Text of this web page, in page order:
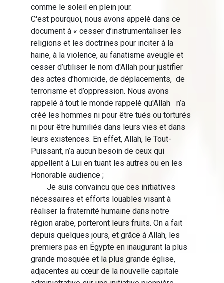
comme le soleil en plein jour.
C'est pourquoi, nous avons appelé dans ce
document à « cesser d’instrumentaliser les
religions et les doctrines pour inciter à la
haine, à la violence, au fanatisme aveugle et
cesser d’utiliser le nom d'Allah pour justifier
des actes d’homicide, de déplacements, de
terrorisme et d’oppression. Nous avons
rappelé à tout le monde rappelé qu'Allah n’a
créé les hommes ni pour être tués ou torturés
ni pour être humiliés dans leurs vies et dans
leurs existences. En effet, Allah, le Tout-
Puissant, n’a aucun besoin de ceux qui
appellent à Lui en tuant les autres ou en les
Honorable audience ;
Je suis convaincu que ces initiatives
nécessaires et efforts louables visant à
réaliser la fraternité humaine dans notre
région arabe, porteront leurs fruits. On a fait
depuis quelques jours, et grâce à Allah, les
premiers pas en Égypte en inaugurant la plus
grande mosquée et la plus grande église,
adjacentes au cœur de la nouvelle capitale